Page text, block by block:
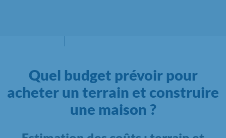
Quel budget prévoir pour
acheter un terrain et construire
une maison ?